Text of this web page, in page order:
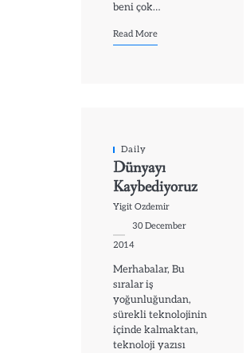
beni çok…
Read More
Daily
Dünyayı
Kaybediyoruz
Yigit Ozdemir
30 December
2014
Merhabalar, Bu
sıralar iş
yoğunluğundan,
sürekli teknolojinin
içinde kalmaktan,
teknoloji yazısı